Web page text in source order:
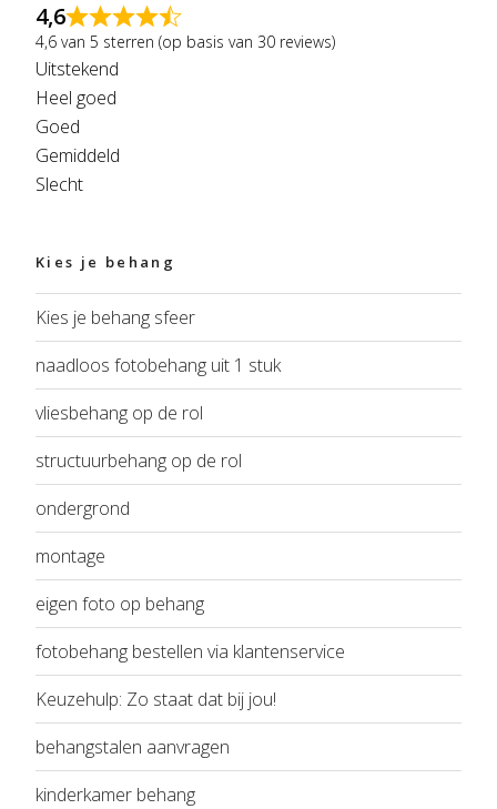
4,6
4,6 van 5 sterren (op basis van 30 reviews)
Uitstekend
Heel goed
Goed
Gemiddeld
Slecht
Kies je behang
Kies je behang sfeer
naadloos fotobehang uit 1 stuk
vliesbehang op de rol
structuurbehang op de rol
ondergrond
montage
eigen foto op behang
fotobehang bestellen via klantenservice
Keuzehulp: Zo staat dat bij jou!
behangstalen aanvragen
kinderkamer behang